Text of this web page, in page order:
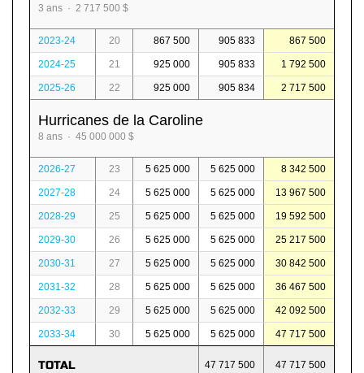
3 ans · 2 717 500 $
2023-24 20 867 500 905 833 867 500
2024-25 21 925 000 905 833 1 792 500
2025-26 22 925 000 905 834 2 717 500
Hurricanes de la Caroline
8 ans · 45 000 000 $
2026-27 23 5 625 000 5 625 000 8 342 500
2027-28 24 5 625 000 5 625 000 13 967 500
2028-29 25 5 625 000 5 625 000 19 592 500
2029-30 26 5 625 000 5 625 000 25 217 500
2030-31 27 5 625 000 5 625 000 30 842 500
2031-32 28 5 625 000 5 625 000 36 467 500
2032-33 29 5 625 000 5 625 000 42 092 500
2033-34 30 5 625 000 5 625 000 47 717 500
TOTAL 47 717 500 47 717 500